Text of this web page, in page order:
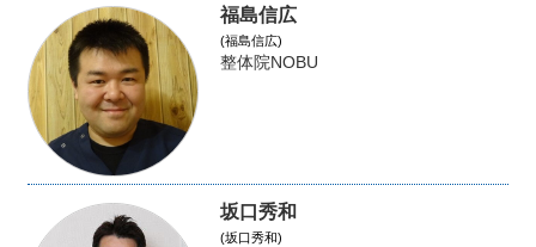
福島信広
(福島信広)
整体院NOBU
坂口秀和
(坂口秀和)